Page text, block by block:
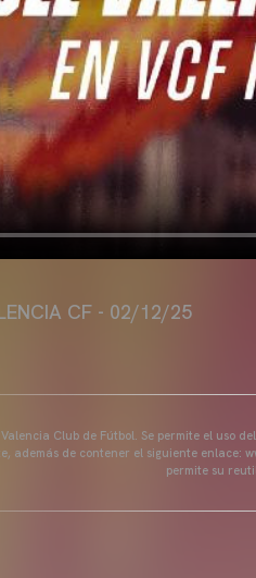
CF - 02/12/25
Club de Fútbol. Se permite el uso
además de contener el siguiente enlace:
permite su